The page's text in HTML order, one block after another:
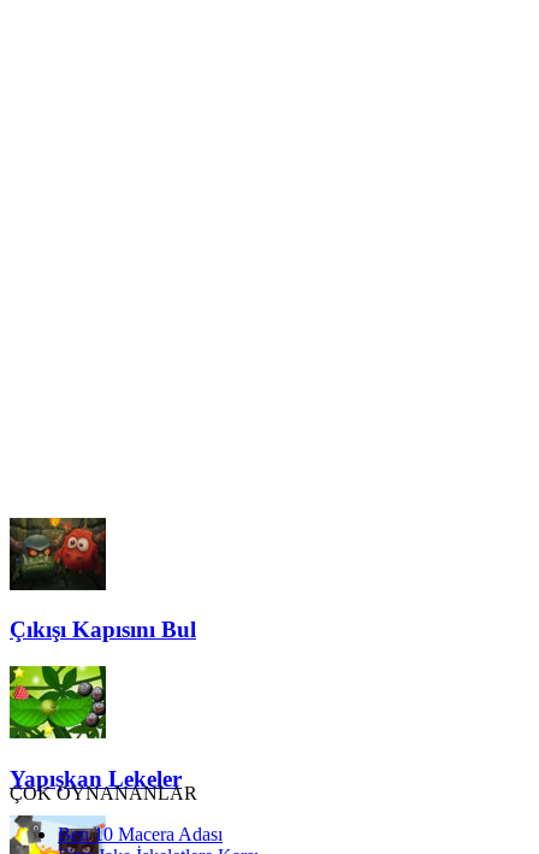
Çıkışı Kapısını Bul
Yapışkan Lekeler
ÇOK OYNANANLAR
Ben 10 Macera Adası